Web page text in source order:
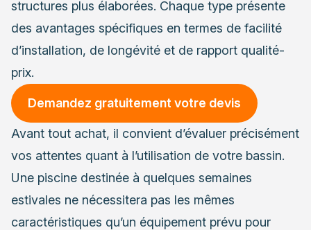
structures plus élaborées. Chaque type présente
des avantages spécifiques en termes de facilité
d’installation, de longévité et de rapport qualité-
prix.
Demandez gratuitement votre devis
Avant tout achat, il convient d’évaluer précisément
vos attentes quant à l’utilisation de votre bassin.
Une piscine destinée à quelques semaines
estivales ne nécessitera pas les mêmes
caractéristiques qu’un équipement prévu pour